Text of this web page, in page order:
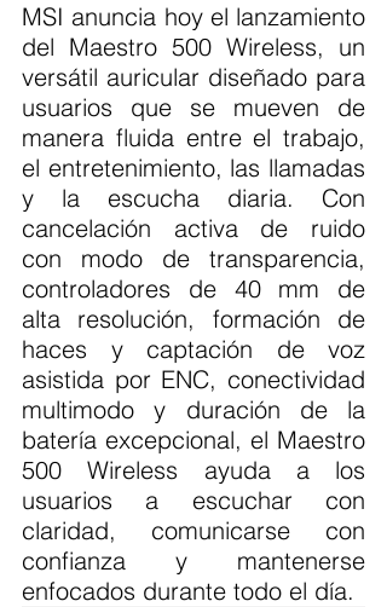
MSI anuncia hoy el lanzamiento
del Maestro 500 Wireless, un
versátil auricular diseñado para
usuarios que se mueven de
manera fluida entre el trabajo,
el entretenimiento, las llamadas
y la escucha diaria. Con
cancelación activa de ruido
con modo de transparencia,
controladores de 40 mm de
alta resolución, formación de
haces y captación de voz
asistida por ENC, conectividad
multimodo y duración de la
batería excepcional, el Maestro
500 Wireless ayuda a los
usuarios a escuchar con
claridad, comunicarse con
confianza y mantenerse
enfocados durante todo el día.